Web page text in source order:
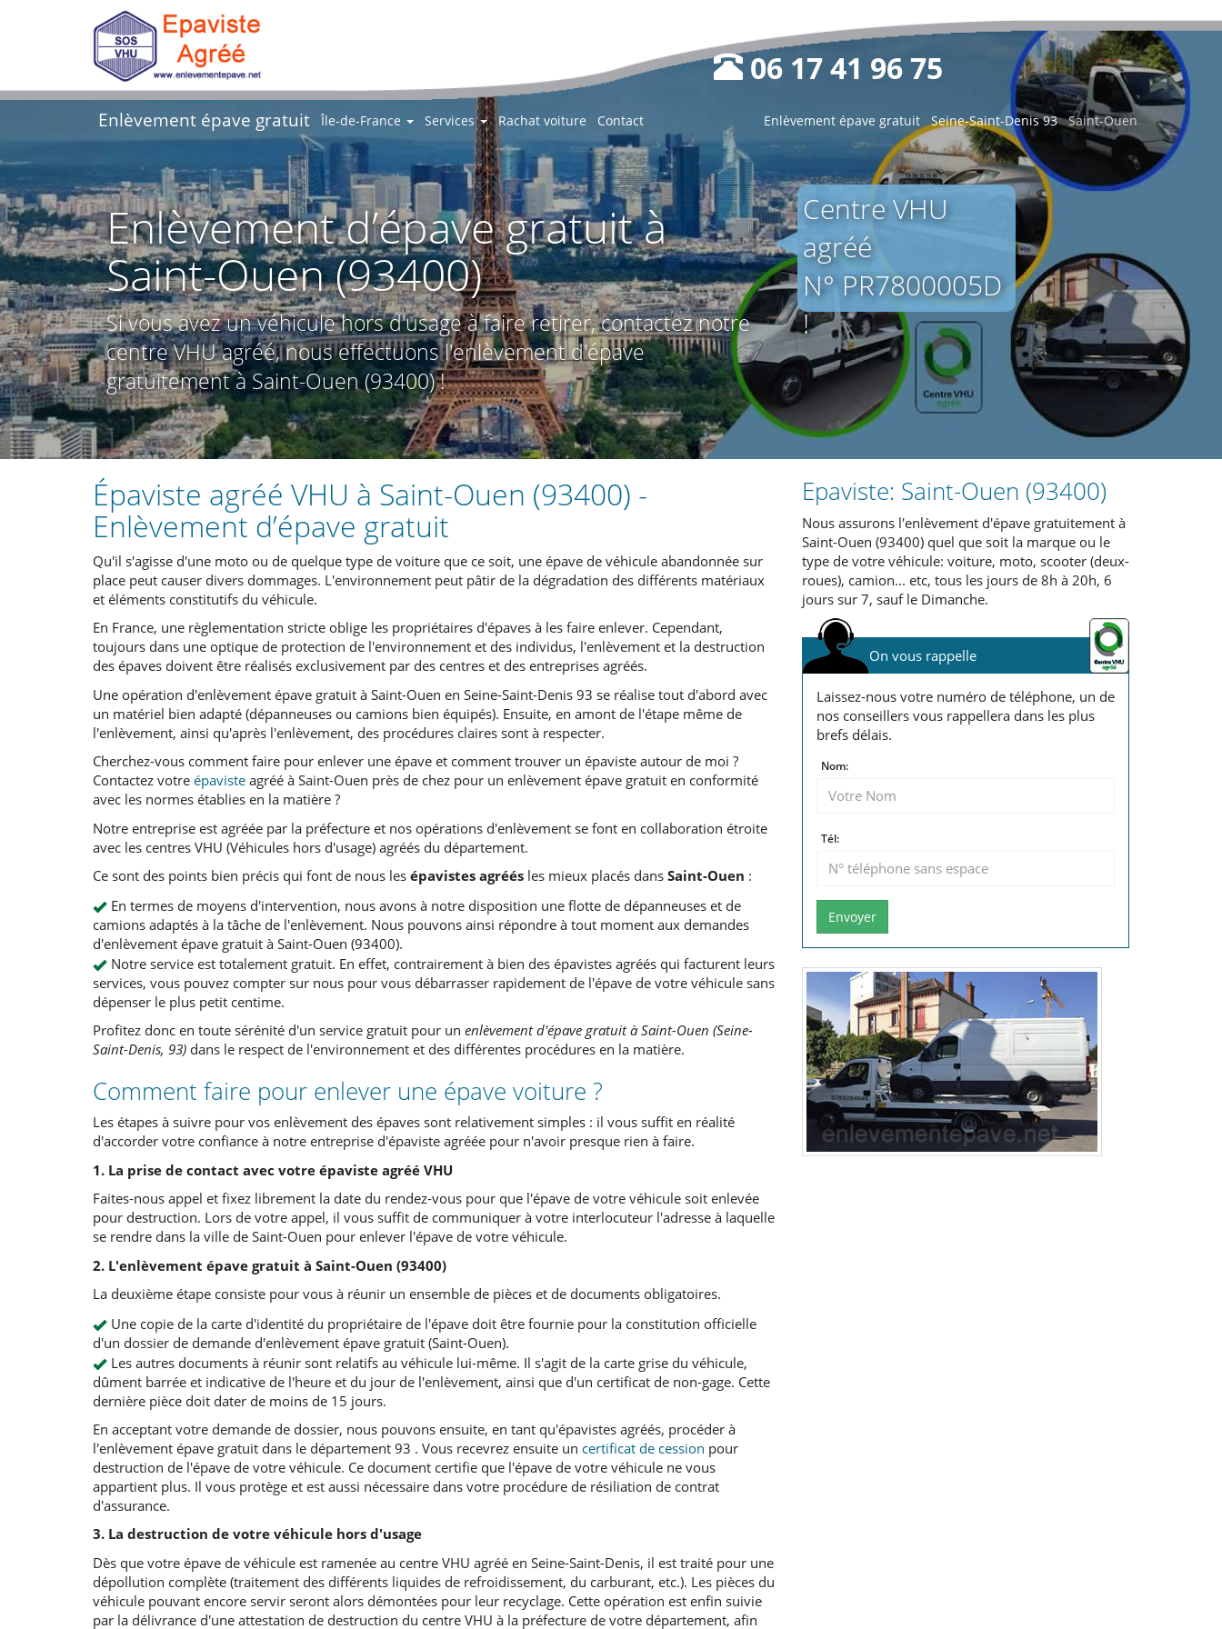
06 17 41 96 75
Enlèvement épave gratuit Île-de-France Services Rachat voiture Contact Enlèvement épave gratuit Seine-Saint-Denis 93 Saint-Ouen
Enlèvement d’épave gratuit à
Saint-Ouen (93400)
Si vous avez un véhicule hors d'usage à faire retirer, contactez notre
centre VHU agréé, nous effectuons l'enlèvement d'épave
gratuitement à Saint-Ouen (93400) !
Centre VHU
agréé
N° PR7800005D
!
Épaviste agréé VHU à Saint-Ouen (93400) -
Enlèvement d’épave gratuit
Qu'il s'agisse d'une moto ou de quelque type de voiture que ce soit, une épave de véhicule abandonnée sur
place peut causer divers dommages. L'environnement peut pâtir de la dégradation des différents matériaux
et éléments constitutifs du véhicule.
En France, une règlementation stricte oblige les propriétaires d'épaves à les faire enlever. Cependant,
toujours dans une optique de protection de l'environnement et des individus, l'enlèvement et la destruction
des épaves doivent être réalisés exclusivement par des centres et des entreprises agréés.
Une opération d'enlèvement épave gratuit à Saint-Ouen en Seine-Saint-Denis 93 se réalise tout d'abord avec
un matériel bien adapté (dépanneuses ou camions bien équipés). Ensuite, en amont de l'étape même de
l'enlèvement, ainsi qu'après l'enlèvement, des procédures claires sont à respecter.
Cherchez-vous comment faire pour enlever une épave et comment trouver un épaviste autour de moi ?
Contactez votre épaviste agréé à Saint-Ouen près de chez pour un enlèvement épave gratuit en conformité
avec les normes établies en la matière ?
Notre entreprise est agréée par la préfecture et nos opérations d'enlèvement se font en collaboration étroite
avec les centres VHU (Véhicules hors d'usage) agréés du département.
Ce sont des points bien précis qui font de nous les épavistes agréés les mieux placés dans Saint-Ouen :
En termes de moyens d'intervention, nous avons à notre disposition une flotte de dépanneuses et de
camions adaptés à la tâche de l'enlèvement. Nous pouvons ainsi répondre à tout moment aux demandes
d'enlèvement épave gratuit à Saint-Ouen (93400).
Notre service est totalement gratuit. En effet, contrairement à bien des épavistes agréés qui facturent leurs
services, vous pouvez compter sur nous pour vous débarrasser rapidement de l'épave de votre véhicule sans
dépenser le plus petit centime.
Profitez donc en toute sérénité d'un service gratuit pour un enlèvement d'épave gratuit à Saint-Ouen (Seine-
Saint-Denis, 93) dans le respect de l'environnement et des différentes procédures en la matière.
Comment faire pour enlever une épave voiture ?
Les étapes à suivre pour vos enlèvement des épaves sont relativement simples : il vous suffit en réalité
d'accorder votre confiance à notre entreprise d'épaviste agréée pour n'avoir presque rien à faire.
1. La prise de contact avec votre épaviste agréé VHU
Faites-nous appel et fixez librement la date du rendez-vous pour que l'épave de votre véhicule soit enlevée
pour destruction. Lors de votre appel, il vous suffit de communiquer à votre interlocuteur l'adresse à laquelle
se rendre dans la ville de Saint-Ouen pour enlever l'épave de votre véhicule.
2. L'enlèvement épave gratuit à Saint-Ouen (93400)
La deuxième étape consiste pour vous à réunir un ensemble de pièces et de documents obligatoires.
Une copie de la carte d'identité du propriétaire de l'épave doit être fournie pour la constitution officielle
d'un dossier de demande d'enlèvement épave gratuit (Saint-Ouen).
Les autres documents à réunir sont relatifs au véhicule lui-même. Il s'agit de la carte grise du véhicule,
dûment barrée et indicative de l'heure et du jour de l'enlèvement, ainsi que d'un certificat de non-gage. Cette
dernière pièce doit dater de moins de 15 jours.
En acceptant votre demande de dossier, nous pouvons ensuite, en tant qu'épavistes agréés, procéder à
l'enlèvement épave gratuit dans le département 93 . Vous recevrez ensuite un certificat de cession pour
destruction de l'épave de votre véhicule. Ce document certifie que l'épave de votre véhicule ne vous
appartient plus. Il vous protège et est aussi nécessaire dans votre procédure de résiliation de contrat
d'assurance.
3. La destruction de votre véhicule hors d'usage
Dès que votre épave de véhicule est ramenée au centre VHU agréé en Seine-Saint-Denis, il est traité pour une
dépollution complète (traitement des différents liquides de refroidissement, du carburant, etc.). Les pièces du
véhicule pouvant encore servir seront alors démontées pour leur recyclage. Cette opération est enfin suivie
par la délivrance d'une attestation de destruction du centre VHU à la préfecture de votre département, afin
Epaviste: Saint-Ouen (93400)
Nous assurons l'enlèvement d'épave gratuitement à
Saint-Ouen (93400) quel que soit la marque ou le
type de votre véhicule: voiture, moto, scooter (deux-
roues), camion... etc, tous les jours de 8h à 20h, 6
jours sur 7, sauf le Dimanche.
On vous rappelle
Laissez-nous votre numéro de téléphone, un de
nos conseillers vous rappellera dans les plus
brefs délais.
Nom:
Tél:
Envoyer